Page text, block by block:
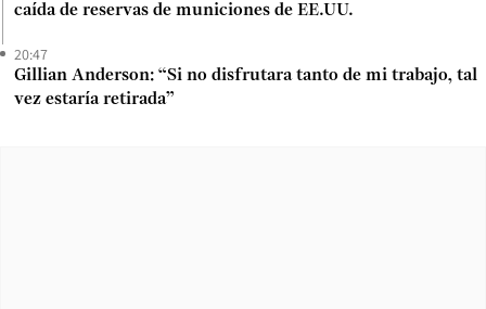
caída de reservas de municiones de EE.UU.
20:47
Gillian Anderson: “Si no disfrutara tanto de mi trabajo, tal
vez estaría retirada”